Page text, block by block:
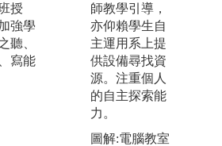
授
強學
聽、
寫能
課程講解與實
作，讓學生熟
悉所學領域中
常見的問題及
困難。
師教學引導，
亦仰賴學生自
主運用系上提
供設備尋找資
源。注重個人
的自主探索能
力。
圖解:電腦教室